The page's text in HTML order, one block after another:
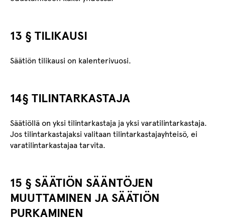
13 § TILIKAUSI
Säätiön tilikausi on kalenterivuosi.
14§ TILINTARKASTAJA
Säätiöllä on yksi tilintarkastaja ja yksi varatilintarkastaja.
Jos tilintarkastajaksi valitaan tilintarkastajayhteisö, ei
varatilintarkastajaa tarvita.
15 § SÄÄTIÖN SÄÄNTÖJEN
MUUTTAMINEN JA SÄÄTIÖN
PURKAMINEN